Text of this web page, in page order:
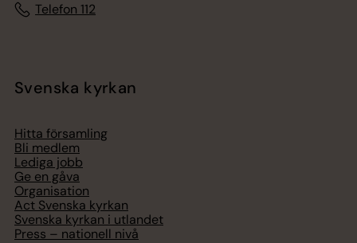
Telefon 112
Svenska kyrkan
Hitta församling
Bli medlem
Lediga jobb
Ge en gåva
Organisation
Act Svenska kyrkan
Svenska kyrkan i utlandet
Press – nationell nivå